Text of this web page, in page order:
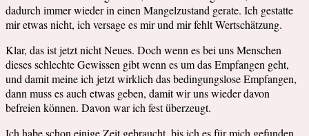
dadurch immer wieder in einen Mangelzustand gerate. Ich gestatte
mir etwas nicht, ich versage es mir und mir fehlt Wertschätzung.
Klar, das ist jetzt nicht Neues. Doch wenn es bei uns Menschen
dieses schlechte Gewissen gibt wenn es um das Empfangen geht,
und damit meine ich jetzt wirklich das bedingungslose Empfangen,
dann muss es auch etwas geben, damit wir uns wieder davon
befreien können. Davon war ich fest überzeugt.
Ich habe schon einige Zeit gebraucht, bis ich es für mich gefunden